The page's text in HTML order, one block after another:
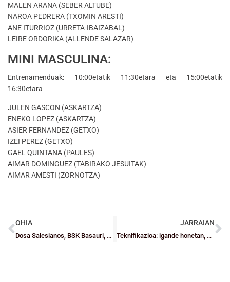
MALEN ARANA (SEBER ALTUBE)
NAROA PEDRERA (TXOMIN ARESTI)
ANE ITURRIOZ (URRETA-IBAIZABAL)
LEIRE ORDORIKA (ALLENDE SALAZAR)
MINI MASCULINA:
Entrenamenduak: 10:00etatik 11:30etara eta 15:00etatik
16:30etara
JULEN GASCON (ASKARTZA)
ENEKO LOPEZ (ASKARTZA)
ASIER FERNANDEZ (GETXO)
IZEI PEREZ (GETXO)
GAEL QUINTANA (PAULES)
AIMAR DOMINGUEZ (TABIRAKO JESUITAK)
AIMAR AMESTI (ZORNOTZA)
OHIA
Dosa Salesianos, BSK Basauri, Rebeldes, Pumas, Hontzuriak Beltza, Errege berriak eta PINeko erreginak
JARRAIAN
Teknifikazioa: igande honetan, urtarrilak 12, berritasunekin itzuliko da